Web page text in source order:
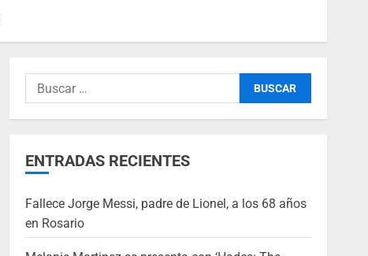
ENTRADAS RECIENTES
Fallece Jorge Messi, padre de Lionel, a los 68 años
en Rosario